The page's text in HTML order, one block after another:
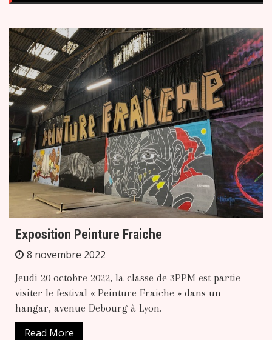
Exposition Peinture Fraiche
8 novembre 2022
Jeudi 20 octobre 2022, la classe de 3PPM est partie
visiter le festival « Peinture Fraiche » dans un
hangar, avenue Debourg à Lyon.
Read More